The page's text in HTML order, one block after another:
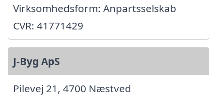
Virksomhedsform: Anpartsselskab
CVR: 41771429
J-Byg ApS
Pilevej 21, 4700 Næstved